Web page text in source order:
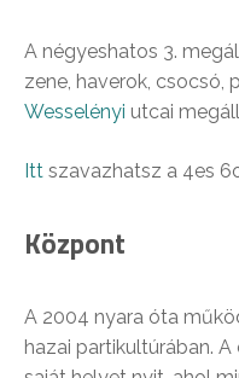
A négyeshatos 3.
zene, haverok, csocsó,
Wesselényi utcai
Itt szavazhatsz a 4es
Központ
A 2004 nyara óta
hazai partikultúrában.